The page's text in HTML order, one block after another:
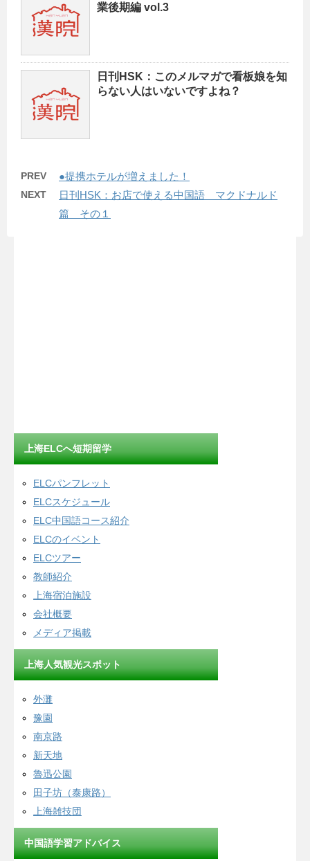
業後期編 vol.3
日刊HSK：このメルマガで看板娘を知
らない人はいないですよね？
PREV ●提携ホテルが増えました！
NEXT
日刊HSK：お店で使える中国語 マクドナルド
篇 その１
上海ELCへ短期留学
ELCパンフレット
ELCスケジュール
ELC中国語コース紹介
ELCのイベント
ELCツアー
教師紹介
上海宿泊施設
会社概要
メディア掲載
上海人気観光スポット
外灘
豫園
南京路
新天地
魯迅公園
田子坊（泰康路）
上海雑技団
中国語学習アドバイス